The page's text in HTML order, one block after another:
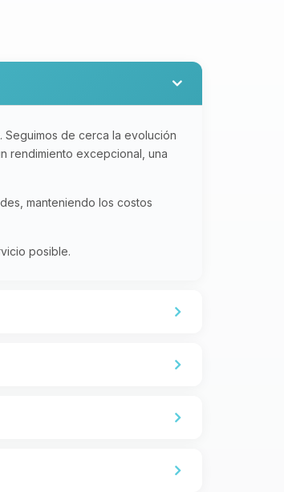
Seguimos de cerca la evolución
rendimiento excepcional, una
manteniendo los costos
posible.